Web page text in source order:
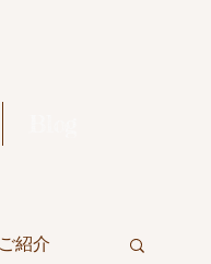
紹介